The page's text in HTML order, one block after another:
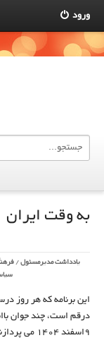
ورود
به وقت ایران
یادداشت مدیرمسئول /
درقم است، چند جوان
9اسفند 1404 می پردازند.